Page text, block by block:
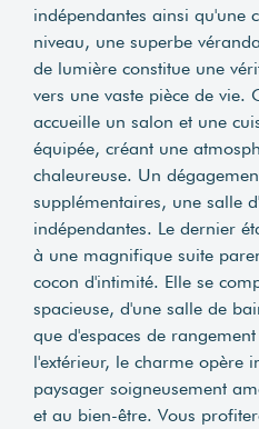
indépendantes ainsi qu'une
niveau, une superbe
de lumière constitue une
vers une vaste pièce de vie.
accueille un salon et une
équipée, créant une
chaleureuse. Un
supplémentaires, une salle
indépendantes. Le dernier
à une magnifique suite
cocon d'intimité. Elle se
spacieuse, d'une salle de
que d'espaces de
l'extérieur, le charme opère
paysager soigneusement
et au bien-être. Vous